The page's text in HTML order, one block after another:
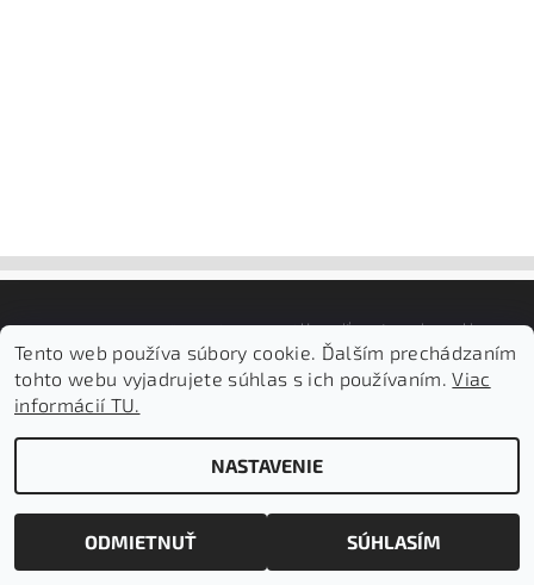
2026 ©aloemed.sk, všetky práva vyhradenéUpraviť nastavenie cookies
Vytvoril Shoptet
Tento web používa súbory cookie. Ďalším prechádzaním
tohto webu vyjadrujete súhlas s ich používaním.Viac
informácií TU.
NASTAVENIE
ODMIETNUŤ SÚHLASÍM